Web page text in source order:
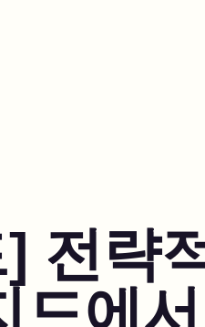
전략
드에